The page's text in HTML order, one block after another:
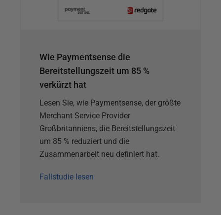
Wie Paymentsense die
Bereitstellungszeit um 85 %
verkürzt hat
Lesen Sie, wie Paymentsense, der größte
Merchant Service Provider
Großbritanniens, die Bereitstellungszeit
um 85 % reduziert und die
Zusammenarbeit neu definiert hat.
Fallstudie lesen